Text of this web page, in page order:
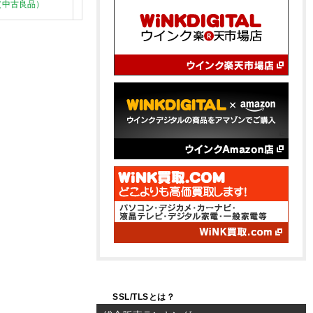
古良品）
SSL/TLSとは？